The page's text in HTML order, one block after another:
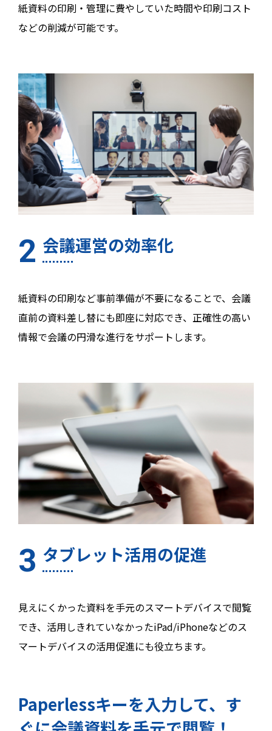
紙資料の印刷・管理に費やしていた時間や印刷コスト
などの削減が可能です。
会議運営の効率化
紙資料の印刷など事前準備が不要になることで、会議
直前の資料差し替にも即座に対応でき、正確性の高い
情報で会議の円滑な進行をサポートします。
タブレット活用の促進
見えにくかった資料を手元のスマートデバイスで閲覧
でき、活用しきれていなかったiPad/iPhoneなどのス
マートデバイスの活用促進にも役立ちます。
Paperlessキーを入力して、す